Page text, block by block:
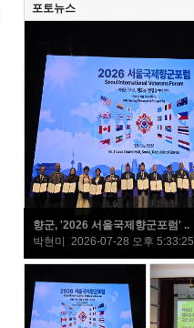
포토뉴스
향군, '2026 서울국제향군포럼' ..
박현미 2026-07-28 오후 5:33:25